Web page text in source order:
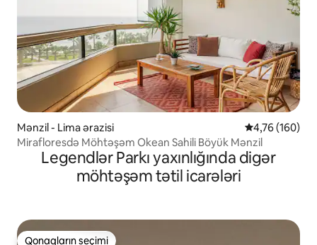
Mənzil - Lima ərazisi Ortalama
4,76 (160)
Mirafloresdə Möhtəşəm Okean Sahili Böyük Mənzil
Legendlər Parkı yaxınlığında digər
möhtəşəm tətil icarələri
Qonaqların seçimi